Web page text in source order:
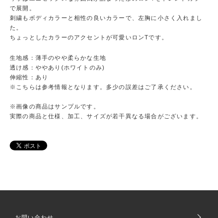
で展開。
刺繍もボディカラーと相性の良いカラーで、左胸に小さく入れまし
た。
ちょっとしたカラーのアクセントが可愛いロンTです。
生地感：薄手のやや柔らかな生地
透け感：ややあり(ホワイトのみ)
伸縮性：あり
※こちらは参考情報となります。多少の誤差はご了承ください。
※画像の商品はサンプルです。
実際の商品と仕様、加工、サイズが若干異なる場合がございます。